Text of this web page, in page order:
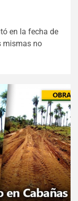
en la fecha de
mismas no